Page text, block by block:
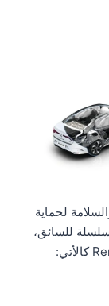
والسلامة لحماية
للسائق،